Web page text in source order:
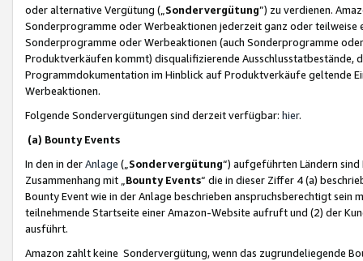
oder alternative Vergütung („ Sondervergütung”) zu verdienen.
Sonderprogramme oder Werbeaktionen jederzeit ganz oder
Sonderprogramme oder Werbeaktionen (auch Sonderprogramme
Produktverkäufen kommt) disqualifizierende Ausschlusstatbestände,
Programmdokumentation im Hinblick auf Produktverkäufe geltende
Werbeaktionen.
Folgende Sondervergütungen sind derzeit verfügbar: hier.
(a) Bounty Events
In den in derAnlage („ Sondervergütung“) aufgeführten Ländern
Zusammenhang mit „ Bounty Events“ die in dieser Ziffer 4 (a)
Bounty Event wie in der Anlage beschrieben anspruchsberechtigt sein
teilnehmende Startseite einer Amazon-Website aufruft und (2) der
ausführt.
Amazon zahlt keine Sondervergütung, wenn das zugrundeliegende